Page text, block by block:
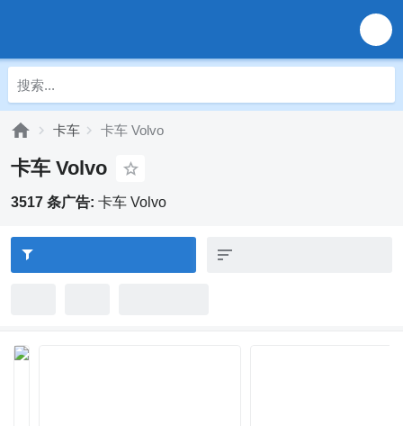
卡车 卡车 Volvo
卡车 Volvo
3517 条广告: 卡车 Volvo